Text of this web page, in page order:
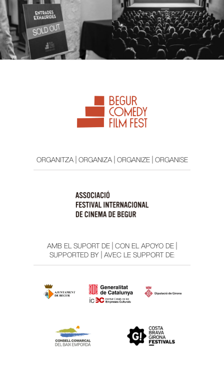
ORGANITZA | ORGANIZA | ORGANIZE | ORGANISE
AMB EL SUPORT DE | CON EL APOYO DE |
SUPPORTED BY | AVEC LE SUPPORT DE: